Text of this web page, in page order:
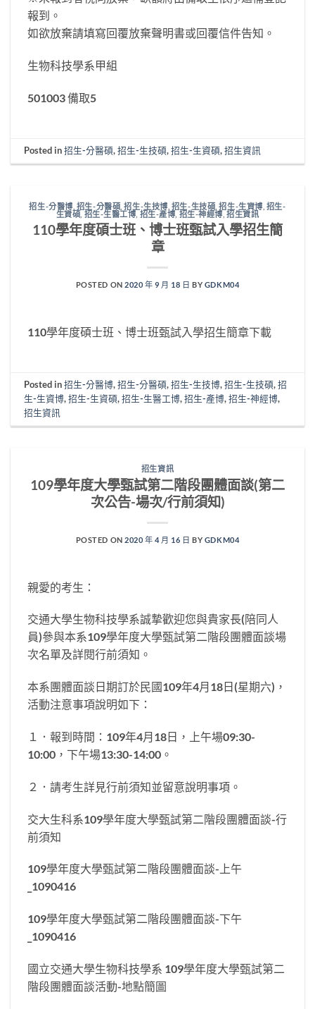
報到。
如欲放棄請填寫回覆放棄聲明書或回覆信件告知。
生物科技學系甲組
501003 備取5
Posted in招生-分醫碩,招生-生技碩,招生-生資碩,招生資訊
招生-分醫博, 招生-分醫碩 ,招生-生技博, 招生-生技碩 ,招生-生資博, 招生-
生資碩, 招生-生醫工博, 招生-產博, 招生-神經博,招生資訊
110學年度碩士班、博士班甄試入學招生簡
章
POSTED ON2020 年 9 月 18 日 BY GDKM04
110學年度碩士班、博士班甄試入學招生簡章下載
Posted in招生-分醫博,招生-分醫碩,招生-生技博,招生-生技碩,招
生-生資博,招生-生資碩,招生-生醫工博,招生-產博,招生-神經博,
招生資訊
招生資訊
109學年度大學甄試第二階段團體面談(第二
次公告-場次/行前須知)
POSTED ON2020 年 4 月 16 日 BY GDKM04
親愛的考生：
交通大學生物科技學系誠摯歡迎您與貴家長(陪同人
員)參與本系109學年度大學甄試第二階段團體面談場
次名單及詳閱行前須知。
本系團體面談日期訂於民國109年4月18日(星期六)，
活動注意事項說明如下：
１．報到時間：109年4月18日，上午場09:30-
10:00，下午場13:30-14:00。
２．請考生詳見行前須知並留意說明事項。
交大生科系109學年度大學甄試第二階段團體面談-行
前須知
109學年度大學甄試第二階段團體面談-上午
_1090416
109學年度大學甄試第二階段團體面談-下午
_1090416
國立交通大學生物科技學系 109學年度大學甄試第二
階段團體面談活動-地點簡圖